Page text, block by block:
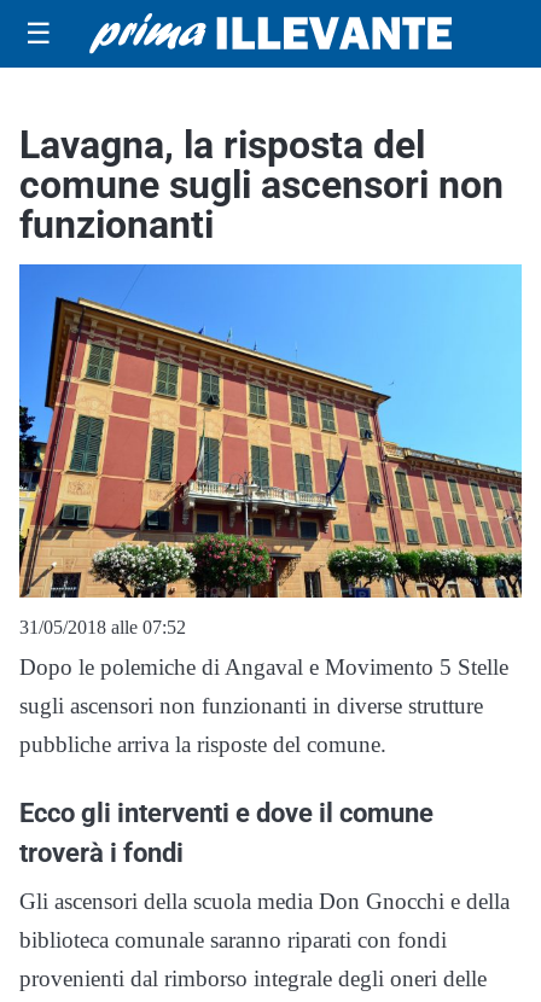
☰
Lavagna, la risposta del
comune sugli ascensori non
funzionanti
31/05/2018 alle 07:52
Dopo le polemiche di Angaval e Movimento 5 Stelle
sugli ascensori non funzionanti in diverse strutture
pubbliche arriva la risposte del comune.
Ecco gli interventi e dove il comune
troverà i fondi
Gli ascensori della scuola media Don Gnocchi e della
biblioteca comunale saranno riparati con fondi
provenienti dal rimborso integrale degli oneri delle